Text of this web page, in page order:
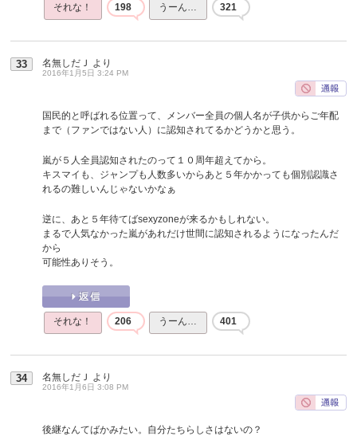
それな！ 198 うーん… 321
33 名無しだＪ より
2016年1月5日 3:24 PM
国民的と呼ばれる位置って、メンバー全員の個人名が子供からご年配
まで（ファンではない人）に認知されてるかどうかと思う。
嵐が５人全員認知されたのって１０周年超えてから。
キスマイも、ジャンプも人数多いからあと５年かかっても個別認識さ
れるの難しいんじゃないかなぁ
逆に、あと５年待てばsexyzoneが来るかもしれない。
まるで人気なかった嵐があれだけ世間に認知されるようになったんだ
から
可能性ありそう。
それな！ 206 うーん… 401
34 名無しだＪ より
2016年1月6日 3:08 PM
後継なんてばかみたい。自分たちらしさはないの？